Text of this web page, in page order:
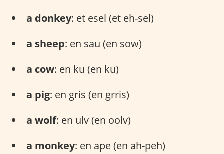
a donkey: et esel (et eh-sel)
a sheep: en sau (en sow)
a cow: en ku (en ku)
a pig: en gris (en grris)
a wolf: en ulv (en oolv)
a monkey: en ape (en ah-peh)